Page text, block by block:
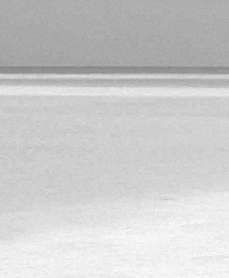
Ирина Демидова и
„Мы признательны тем
благодарны тем